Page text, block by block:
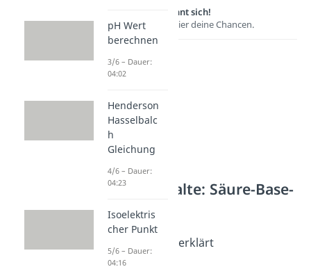
Lernen lohnt sich!
Entdecke hier deine Chancen.
Weitere Inhalte: Säure-Base-
Chemie
pH-Wert
pH-Wert einfach erklärt
Dauer: 03:28
pH Wert
berechnen
3/6 – Dauer:
04:02
Henderson
Hasselbalc
h
Gleichung
4/6 – Dauer:
04:23
Isoelektris
cher Punkt
5/6 – Dauer:
04:16